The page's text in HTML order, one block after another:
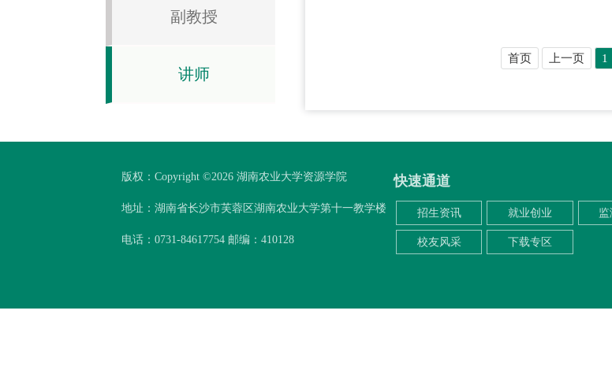
副教授
讲师
首页 上一页 1
版权：Copyright ©2026 湖南农业大学资源学院
地址：湖南省长沙市芙蓉区湖南农业大学第十一教学楼
电话：0731-84617754 邮编：410128
快速通道
招生资讯 就业创业 监
校友风采 下载专区